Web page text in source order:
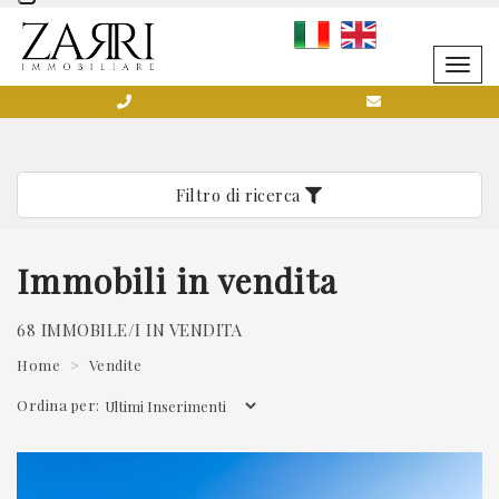
Filtro di ricerca
Immobili in vendita
68 IMMOBILE/I IN VENDITA
Home Vendite
Ordina per:
SCRIVICI SENZA IMPEGNO
*Il tuo indirizzo Email